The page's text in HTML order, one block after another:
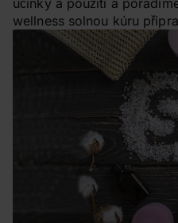
účinky a použití a
wellness solnou kúru